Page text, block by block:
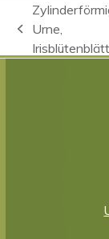
vorheriger
Beitrag:
Urne,